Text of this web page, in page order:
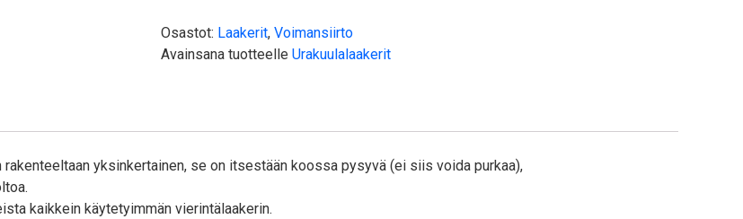
Osastot: Laakerit, Voimansiirto
Avainsana tuotteelle Urakuulalaakerit
yksinkertainen, se on itsestään koossa pysyvä (ei siis voida purkaa),
kaikkein käytetyimmän vierintälaakerin.